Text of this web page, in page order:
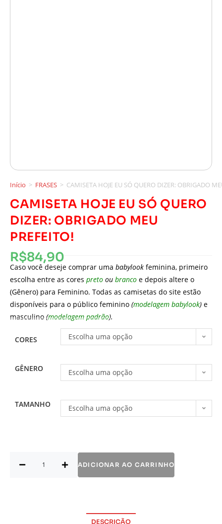
Início > FRASES > CAMISETA HOJE EU SÓ QUERO DIZER: OBRIGADO
CAMISETA HOJE EU SÓ QUERO
DIZER: OBRIGADO MEU
PREFEITO!
R$84,90
Caso você deseje comprar uma babylook feminina, primeiro
escolha entre as cores preto ou branco e depois altere o
(Gênero) para Feminino. Todas as camisetas do site estão
disponíveis para o público feminino (modelagem babylook) e
masculino (modelagem padrão).
CORES Escolha uma opção
GÊNERO Escolha uma opção
TAMANHO Escolha uma opção
ADICIONAR AO CARRINHO
DESCRIÇÃO